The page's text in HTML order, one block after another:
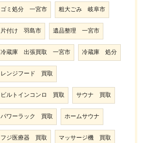
ゴミ処分 一宮市 粗大ごみ 岐阜市
片付け 羽島市 遺品整理 一宮市
冷蔵庫 出張買取 一宮市 冷蔵庫 処分
レンジフード 買取
ビルトインコンロ 買取 サウナ 買取
パワーラック 買取 ホームサウナ
フジ医療器 買取 マッサージ機 買取